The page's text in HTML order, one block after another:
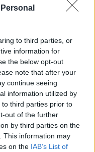
to third parties, or
information for
the below opt-out
note that after your
continue seeing
information utilized by
third parties prior to
out of the further
by third parties on the
This information may
on the IAB’s List of
vo videu.